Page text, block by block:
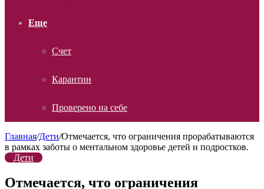
Еще
Счет
Карантин
Проверено на себе
Главная/Дети/Отмечается, что ограничения прорабатываются
в рамках заботы о ментальном здоровье детей и подростков.
Дети
Отмечается, что ограничения